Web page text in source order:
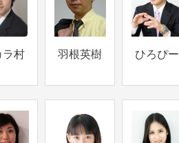
ラ村 羽根英樹 ひろぴー